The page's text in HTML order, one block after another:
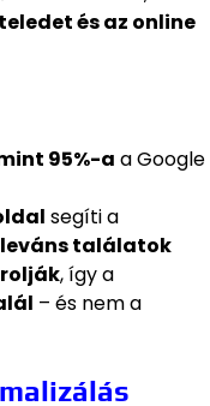
és az online
95%-a a Google
segíti a
találatok
, így a
– és nem a